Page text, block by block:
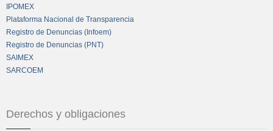
IPOMEX
Plataforma Nacional de Transparencia
Registro de Denuncias (Infoem)
Registro de Denuncias (PNT)
SAIMEX
SARCOEM
Derechos y obligaciones